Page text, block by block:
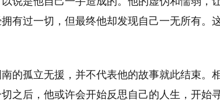
有过一切，但最终他却发现自己一无所有。
的孤立无援，并不代表他的故事就此结束。
之后，他或许会开始反思自己的人生，开始